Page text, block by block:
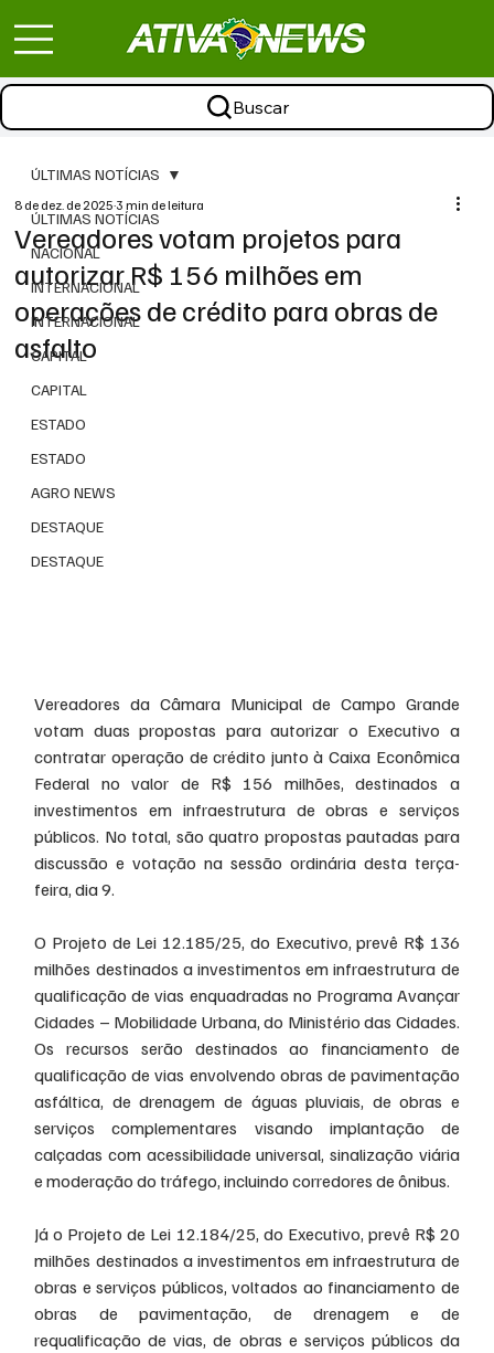
Buscar
ÚLTIMAS NOTÍCIAS
NACIONAL
INTERNACIONAL
INTERNACIONAL
CAPITAL
CAPITAL
ESTADO
ESTADO
AGRO NEWS
DESTAQUE
DESTAQUE
ÚLTIMAS NOTÍCIAS
Vereadores votam projetos para
autorizar R$ 156 milhões em
operações de crédito para obras de
asfalto
8 de dez. de 20253 min de leitura
Vereadores da Câmara Municipal de Campo Grande
votam duas propostas para autorizar o Executivo a
contratar operação de crédito junto à Caixa Econômica
Federal no valor de R$ 156 milhões, destinados a
investimentos em infraestrutura de obras e serviços
públicos. No total, são quatro propostas pautadas para
discussão e votação na sessão ordinária desta terça-
feira, dia 9.
O Projeto de Lei 12.185/25, do Executivo, prevê R$ 136
milhões destinados a investimentos em infraestrutura de
qualificação de vias enquadradas no Programa Avançar
Cidades – Mobilidade Urbana, do Ministério das Cidades.
Os recursos serão destinados ao financiamento de
qualificação de vias envolvendo obras de pavimentação
asfáltica, de drenagem de águas pluviais, de obras e
serviços complementares visando implantação de
calçadas com acessibilidade universal, sinalização viária
e moderação do tráfego, incluindo corredores de ônibus.
Já o Projeto de Lei 12.184/25, do Executivo, prevê R$ 20
milhões destinados a investimentos em infraestrutura de
obras e serviços públicos, voltados ao financiamento de
obras de pavimentação, de drenagem e de
requalificação de vias, de obras e serviços públicos da